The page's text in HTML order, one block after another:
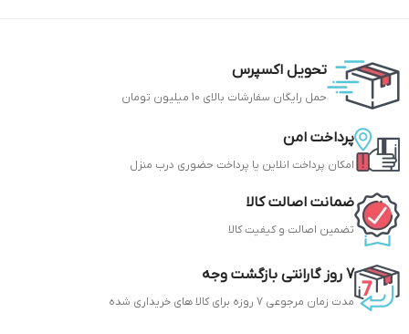
تحویل اکسپرس
حمل رایگان سفارشات بالای 10 میلیون تومان
پرداخت امن
امکان پرداخت انلاین یا پرداخت حضوری درب منزل
ضمانت اصالت کالا
تضمین اصالت و کیفیت کالا
7 روز گارانتی بازگشت وجه
مدت زمان مرجوعی 7 روزه برای کالا های خریداری شده